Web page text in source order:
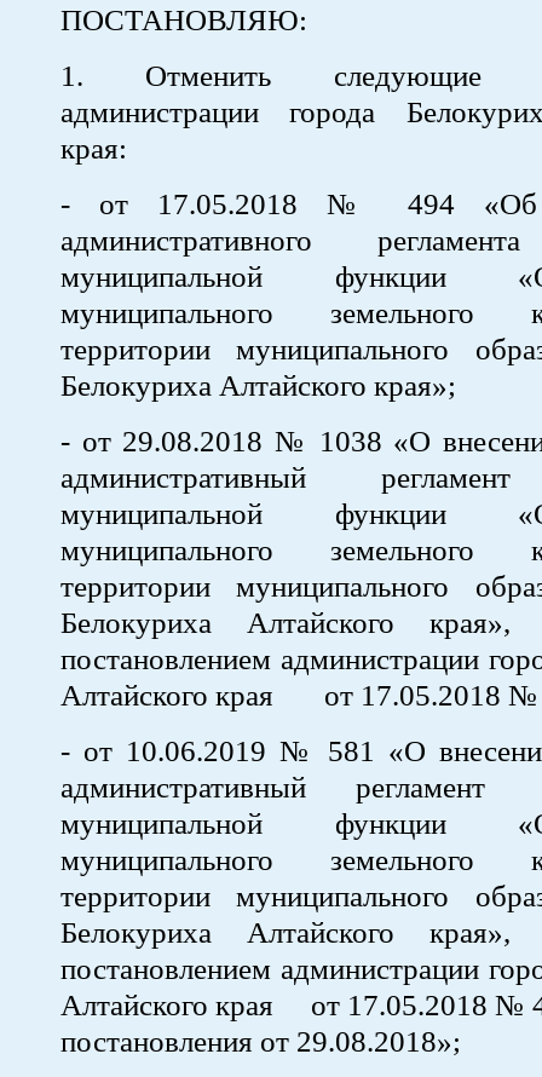
ПОСТАНОВЛЯЮ:
1. Отменить следующие
администрации города
края:
- от 17.05.2018 № 494 «Об
административного
муниципальной функции
муниципального земельного
территории муниципального
Белокуриха Алтайского края»;
- от 29.08.2018 № 1038 «О
административный
муниципальной функции
муниципального земельного
территории муниципального
Белокуриха Алтайского края»,
постановлением администрации
Алтайского края от 17.05.2018 №
- от 10.06.2019 № 581 «О
административный
муниципальной функции
муниципального земельного
территории муниципального
Белокуриха Алтайского края»,
постановлением администрации
Алтайского края от 17.05.2018 №
постановления от 29.08.2018»;